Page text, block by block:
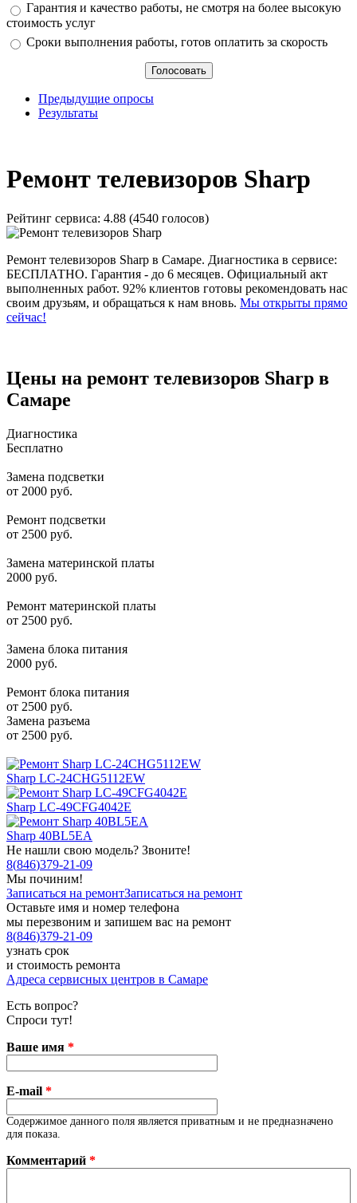
Гарантия и качество работы, не смотря на более высокую
стоимость услуг
Сроки выполнения работы, готов оплатить за скорость
Предыдущие опросы
Результаты
Ремонт телевизоров Sharp
Рейтинг сервиса: 4.88 (4540 голосов)
Ремонт телевизоров Sharp в Самаре. Диагностика в сервисе:
БЕСПЛАТНО. Гарантия - до 6 месяцев. Официальный акт
выполненных работ. 92% клиентов готовы рекомендовать нас
своим друзьям, и обращаться к нам вновь. Мы открыты прямо
сейчас!
Цены на ремонт телевизоров Sharp в
Самаре
Диагностика
Бесплатно
Замена подсветки
от 2000 руб.
Ремонт подсветки
от 2500 руб.
Замена материнской платы
2000 руб.
Ремонт материнской платы
от 2500 руб.
Замена блока питания
2000 руб.
Ремонт блока питания
от 2500 руб.
Замена разъема
от 2500 руб.
Sharp LC-24CHG5112EW
Sharp LC-49CFG4042E
Sharp 40BL5EA
Не нашли свою модель? Звоните!
8(846)379-21-09
Мы починим!
Записаться на ремонтЗаписаться на ремонт
Оставьте имя и номер телефона
мы перезвоним и запишем вас на ремонт
8(846)379-21-09
узнать срок
и стоимость ремонта
Адреса сервисных центров в Самаре
Есть вопрос?
Спроси тут!
Ваше имя *
E-mail *
Содержимое данного поля является приватным и не предназначено
для показа.
Комментарий *